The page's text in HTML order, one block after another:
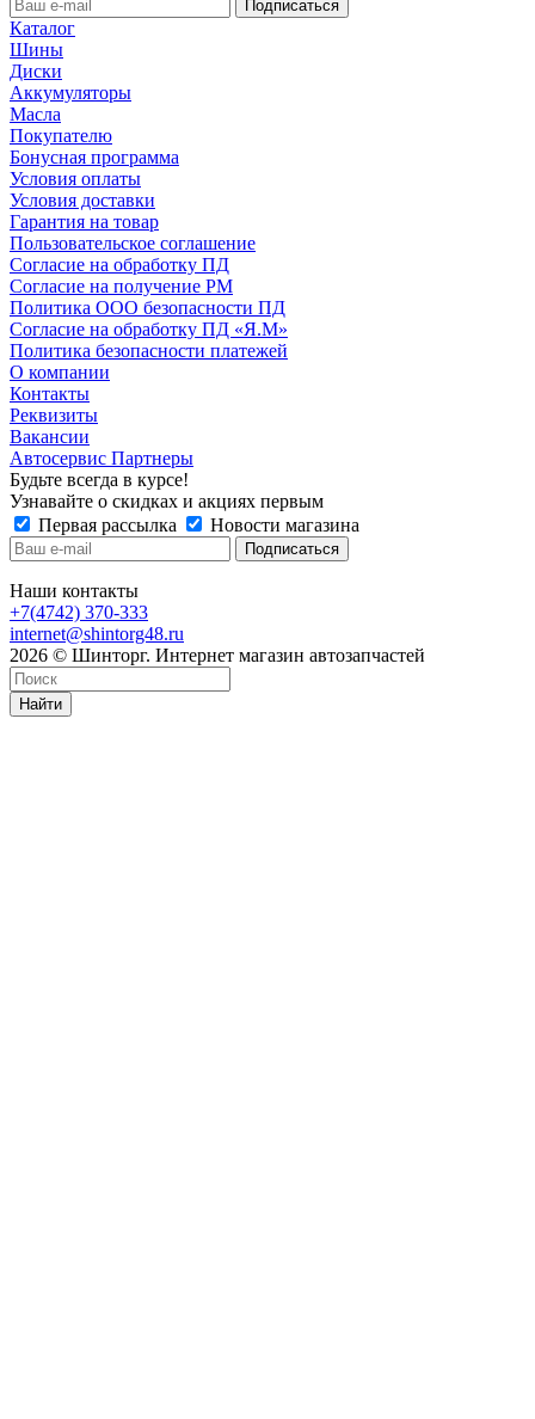
Каталог
Шины
Диски
Аккумуляторы
Масла
Покупателю
Бонусная программа
Условия оплаты
Условия доставки
Гарантия на товар
Пользовательское соглашение
Согласие на обработку ПД
Согласие на получение РМ
Политика ООО безопасности ПД
Согласие на обработку ПД «Я.М»
Политика безопасности платежей
О компании
Контакты
Реквизиты
Вакансии
Автосервис Партнеры
Будьте всегда в курсе!
Узнавайте о скидках и акциях первым
Первая рассылка
Новости магазина
Наши контакты
+7(4742) 370-333
internet@shintorg48.ru
2026 © Шинторг. Интернет магазин автозапчастей
Найти